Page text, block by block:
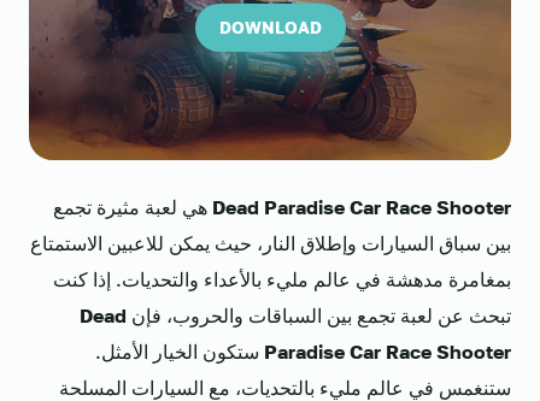
DOWNLOAD
Dead Paradise Car Race Shooter هي لعبة مثيرة تجمع
بين سباق السيارات وإطلاق النار، حيث يمكن للاعبين الاستمتاع
بمغامرة مدهشة في عالم مليء بالأعداء والتحديات. إذا كنت
تبحث عن لعبة تجمع بين السباقات والحروب، فإن Dead
Paradise Car Race Shooter ستكون الخيار الأمثل.
ستنغمس في عالم مليء بالتحديات، مع السيارات المسلحة